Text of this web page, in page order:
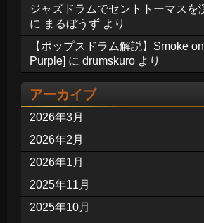
ジャズドラムでセントトーマスを
に まるぼうず より
【ポップスドラム解説】Smoke
Purple] に drumskuro より
アーカイブ
2026年3月
2026年2月
2026年1月
2025年11月
2025年10月